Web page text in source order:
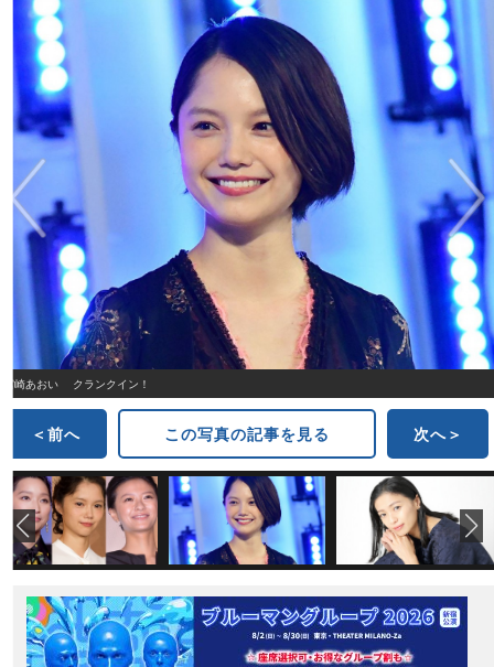
宮崎あおい クランクイン！
＜前へ この写真の記事を見る 次へ＞